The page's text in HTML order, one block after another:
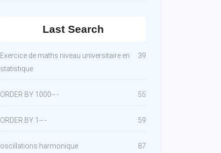
Last Search
Exercice de maths niveau universitaire en
statistique
39
ORDER BY 1000-- - 55
ORDER BY 1-- - 59
oscillations harmonique 87